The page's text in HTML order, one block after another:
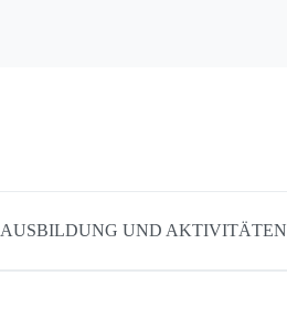
AUSBILDUNG UND AKTIVITÄTEN